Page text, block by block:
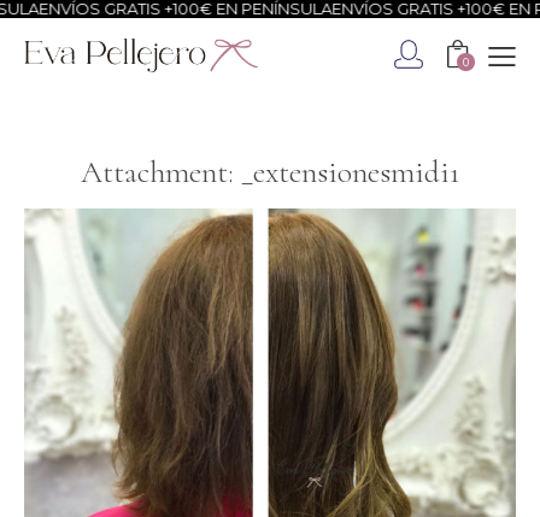
ENVÍOS GRATIS +100€ EN PENÍNSULAENVÍOS GRATIS +100€ EN
0
Attachment: _extensionesmidi1